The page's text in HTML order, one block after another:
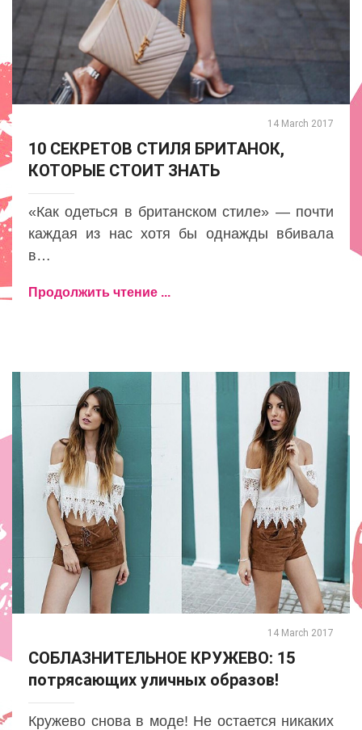
14 March 2017
10 СЕКРЕТОВ СТИЛЯ БРИТАНОК,
КОТОРЫЕ СТОИТ ЗНАТЬ
«Как одеться в британском стиле» — почти
каждая из нас хотя бы однажды вбивала
в…
Продолжить чтение ...
14 March 2017
СОБЛАЗНИТЕЛЬНОЕ КРУЖЕВО: 15
потрясающих уличных образов!
Кружево снова в моде! Не остается никаких